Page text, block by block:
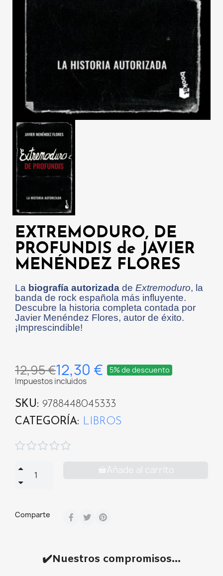
EXTREMODURO, DE
PROFUNDIS de JAVIER
MENÉNDEZ FLORES
La biografía autorizada de Extremoduro, la
banda de rock española más influyente.
Descubre la historia completa contada por
Javier Menéndez Flores, autor de éxito.
¡Imprescindible!
12,95 €12,30 € 5% de descuento
Impuestos incluidos
SKU
9788448045333
CATEGORÍA
LIBROS

Añade al carrito
Comparte
✔️Nuestros compromisos...